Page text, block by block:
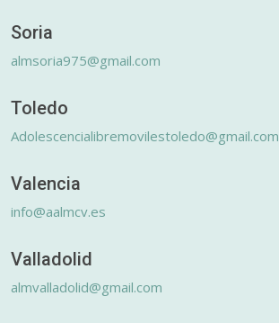
Soria
almsoria975@gmail.com
Toledo
Adolescencialibremovilestoledo@gmail.com
Valencia
info@aalmcv.es
Valladolid
almvalladolid@gmail.com